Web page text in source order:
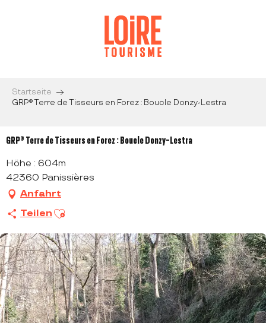
Startseite
GRP® Terre de Tisseurs en Forez : Boucle Donzy-Lestra
GRP® Terre de Tisseurs en Forez : Boucle Donzy-Lestra
Höhe : 604m
42360 Panissières
Anfahrt
Teilen Ajouter aux favoris